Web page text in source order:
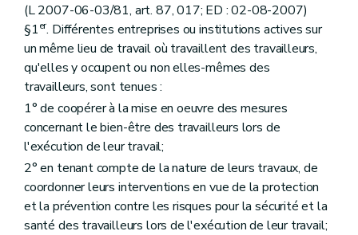
(L 2007-06-03/81, art. 87, 017; ED : 02-08-2007)
§1er. Différentes entreprises ou institutions actives sur
un même lieu de travail où travaillent des travailleurs,
qu'elles y occupent ou non elles-mêmes des
travailleurs, sont tenues :
1° de coopérer à la mise en oeuvre des mesures
concernant le bien-être des travailleurs lors de
l'exécution de leur travail;
2° en tenant compte de la nature de leurs travaux, de
coordonner leurs interventions en vue de la protection
et la prévention contre les risques pour la sécurité et la
santé des travailleurs lors de l'exécution de leur travail;